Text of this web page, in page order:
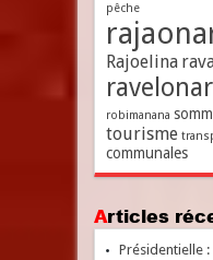
pêche
Rajoelina
robimanana
tourisme
communales
Articles
Présidentielle